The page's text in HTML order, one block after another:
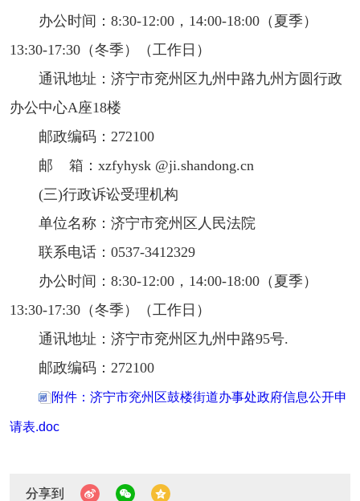
办公时间：8:30-12:00，14:00-18:00（夏季）
13:30-17:30（冬季）（工作日）
通讯地址：济宁市兖州区九州中路九州方圆行政
办公中心A座18楼
邮政编码：272100
邮 箱：xzfyhysk @ji.shandong.cn
(三)行政诉讼受理机构
单位名称：济宁市兖州区人民法院
联系电话：0537-3412329
办公时间：8:30-12:00，14:00-18:00（夏季）
13:30-17:30（冬季）（工作日）
通讯地址：济宁市兖州区九州中路95号.
邮政编码：272100
附件：济宁市兖州区鼓楼街道办事处政府信息公开申
请表.doc
分享到